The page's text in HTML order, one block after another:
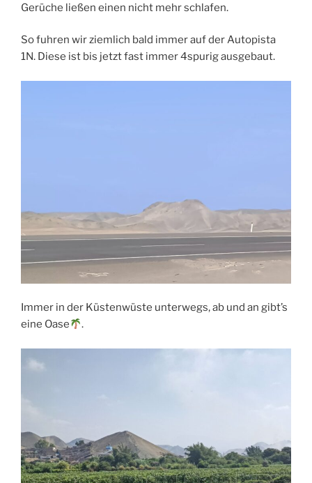
Gerüche ließen einen nicht mehr schlafen.
So fuhren wir ziemlich bald immer auf der Autopista
1N. Diese ist bis jetzt fast immer 4spurig ausgebaut.
Immer in der Küstenwüste unterwegs, ab und an gibt’s
eine Oase
.